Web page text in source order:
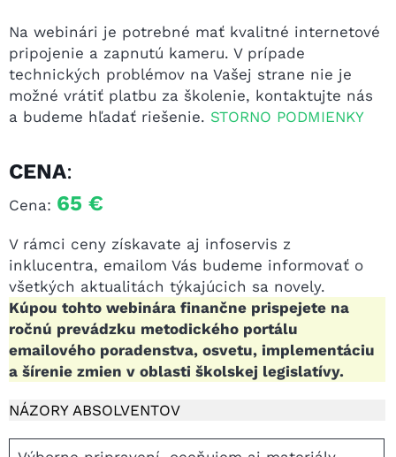
Na webinári je potrebné mať kvalitné internetové
pripojenie a zapnutú kameru. V prípade
technických problémov na Vašej strane nie je
možné vrátiť platbu za školenie, kontaktujte nás
a budeme hľadať riešenie. STORNO PODMIENKY
CENA:
Cena: 65 €
V rámci ceny získavate aj infoservis z
inklucentra, emailom Vás budeme informovať o
všetkých aktualitách týkajúcich sa novely.
Kúpou tohto webinára finančne prispejete na
ročnú prevádzku metodického portálu
emailového poradenstva, osvetu, implementáciu
a šírenie zmien v oblasti školskej legislatívy.
NÁZORY ABSOLVENTOV